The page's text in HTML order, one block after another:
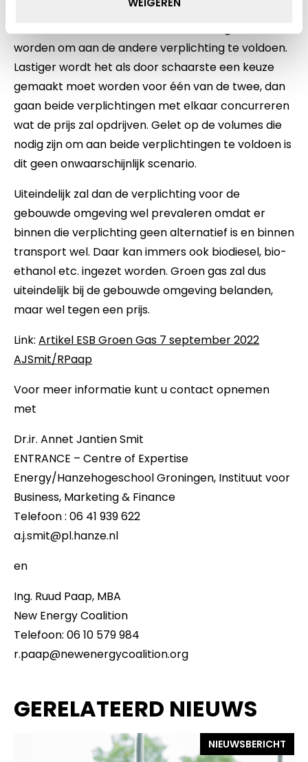
waarbinnen het meeste betaald wordt als eerste
worden om aan de andere verplichting te voldoen.
Lastiger wordt het als door schaarste een keuze
gemaakt moet worden voor één van de twee, dan
gaan beide verplichtingen met elkaar concurreren
wat de prijs zal opdrijven. Gelet op de volumes die
nodig zijn om aan beide verplichtingen te voldoen is
dit geen onwaarschijnlijk scenario.
Uiteindelijk zal dan de verplichting voor de
gebouwde omgeving wel prevaleren omdat er
binnen die verplichting geen alternatief is en binnen
transport wel. Daar kan immers ook biodiesel, bio-
ethanol etc. ingezet worden. Groen gas zal dus
uiteindelijk bij de gebouwde omgeving belanden,
maar wel tegen een prijs.
Link: Artikel ESB Groen Gas 7 september 2022
AJSmit/RPaap
Voor meer informatie kunt u contact opnemen
met
Dr.ir. Annet Jantien Smit
ENTRANCE – Centre of Expertise
Energy/Hanzehogeschool Groningen, Instituut voor
Business, Marketing & Finance
Telefoon : 06 41 939 622
a.j.smit@pl.hanze.nl
en
Ing. Ruud Paap, MBA
New Energy Coalition
Telefoon: 06 10 579 984
r.paap@newenergycoalition.org
GERELATEERD NIEUWS
NIEUWSBERICHT